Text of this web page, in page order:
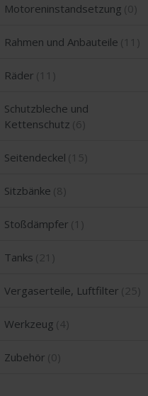
Motoreninstandsetzung
Rahmen und Anbauteile
Räder
Schutzbleche und
Kettenschutz
Seitendeckel
Sitzbänke
Stoßdämpfer
Tanks
Vergaserteile, Luftfilter
Werkzeug
Zubehör